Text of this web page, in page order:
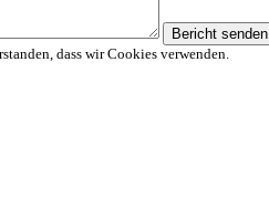
Bericht senden
dass wir Cookies verwenden.